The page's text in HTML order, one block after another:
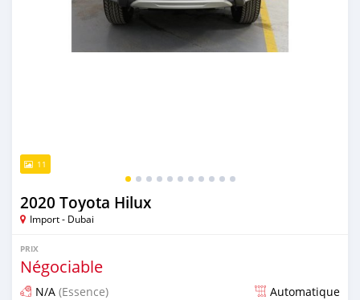
11
2020 Toyota Hilux
Import - Dubai
PRIX
Négociable
N/A (Essence) Automatique